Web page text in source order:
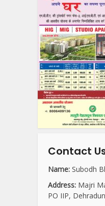
Contact
Name: Subodh
Address: Majri
PO IIP,